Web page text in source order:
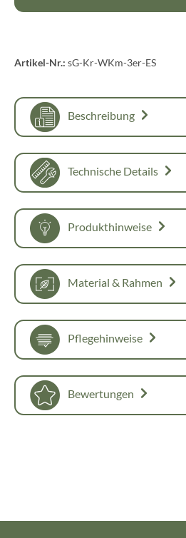
Artikel-Nr.: sG-Kr-WKm-3er-ES
Beschreibung
Technische Details
Produkthinweise
Material & Rahmen
Pflegehinweise
Bewertungen